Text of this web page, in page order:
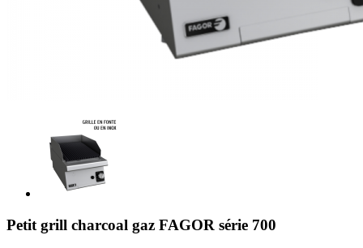
Petit grill charcoal gaz FAGOR série 700